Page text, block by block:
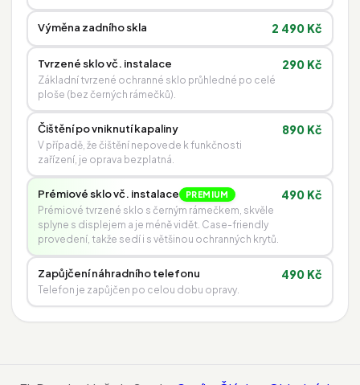
Výměna zadního skla 2 490 Kč
Tvrzené sklo vč. instalace
Základní tvrzené ochranné sklo průhledné po celé
ploše (bez černých rámečků).
290 Kč
Čištění po vniknutí kapaliny
V případě, že čištění nepovede k funkčnosti
zařízení, je oprava bezplatná.
890 Kč
Prémiové sklo vč. instalace PREMIUM
Prémiové tvrzené sklo s černým rámečkem, skvěle
splyne s displejem a je méně vidět. Case-friendly
provedení, takže sedí i s většinou ochranných krytů.
490 Kč
Zapůjčení náhradního telefonu
Telefon je zapůjčen po celou dobu opravy.
490 Kč